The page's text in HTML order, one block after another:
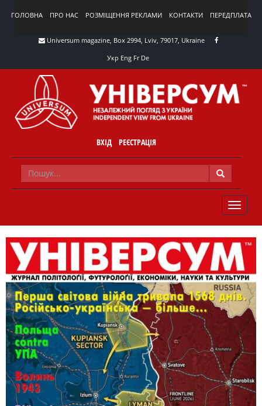
ГОЛОВНА ПРО НАС РОЗМІЩЕННЯ РЕКЛАМИ КОНТАКТИ ПЕРЕДПЛАТА
Universum magazine, Box 2994, Lviv, 79017, Ukraine
Укр Eng Fr De
ВХІД РЕЄСТРАЦІЯ
TOGGLE